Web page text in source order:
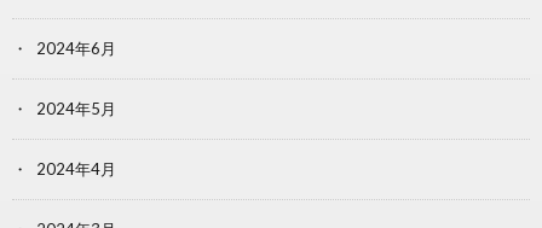
2024年6月
2024年5月
2024年4月